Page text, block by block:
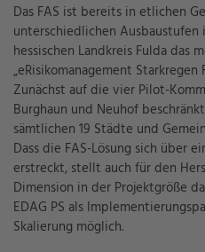
Das FAS ist bereits in etlichen
unterschiedlichen
hessischen Landkreis Fulda das
„eRisikomanagement Starkregen
Zunächst auf die vier Pilot-
Burghaun und Neuhof
sämtlichen 19 Städte und
Dass die FAS-Lösung sich über
erstreckt, stellt auch für den
Dimension in der Projektgröße
EDAG PS als
Skalierung möglich.